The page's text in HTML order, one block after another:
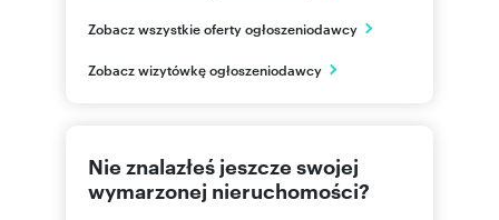
Kraków
PL
Zobacz wszystkie oferty ogłoszeniodawcy
Zobacz wizytówkę ogłoszeniodawcy
Nie znalazłeś jeszcze swojej
wymarzonej nieruchomości?